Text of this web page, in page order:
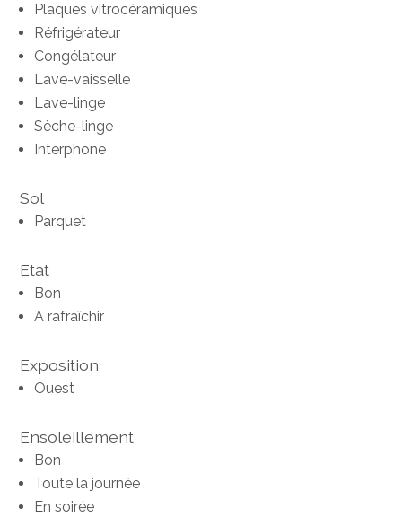
Plaques vitrocéramiques
Réfrigérateur
Congélateur
Lave-vaisselle
Lave-linge
Sèche-linge
Interphone
Sol
Parquet
Etat
Bon
A rafraîchir
Exposition
Ouest
Ensoleillement
Bon
Toute la journée
En soirée